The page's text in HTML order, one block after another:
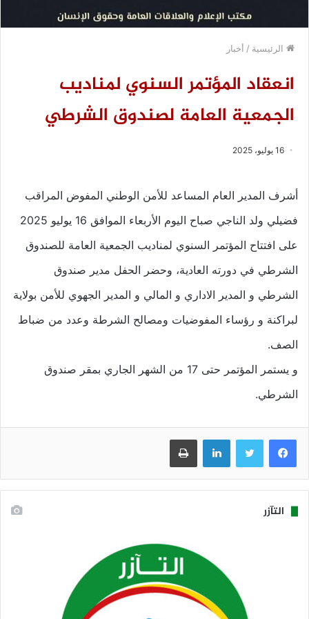
الرئيسية / أخبار
انعقاد المؤتمر السنوي لمناديب
الجمعية العامة لصندوق الشرطي
16 يوليو، 2025
أشرف المدير العام المساعد للأمن الوطني المفوض المراقب
فضيلي ولد الناجي صباح اليوم الأربعاء الموافق 16 يوليو 2025
على افتتاح المؤتمر السنوي لمناديب الجمعية العامة للصندوق
الشرطي في دورته العادية، وحضر الحفل مدير صندوق
الشرطي و المدير الاداري و المالي و المدير الجهوي للأمن بولاية
لبراكنة و رؤساء المفوضيات ومصالح الشرطة وعدد من ضباط
الصف.
و يستمر المؤتمر حتى 17 من الشهر الجاري بمقر صندوق
الشرطي.
فيسبوك تويتر لينكدإن طباعة
التآزر